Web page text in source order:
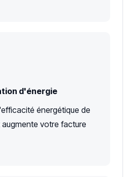
d'énergie
énergétique de
votre facture